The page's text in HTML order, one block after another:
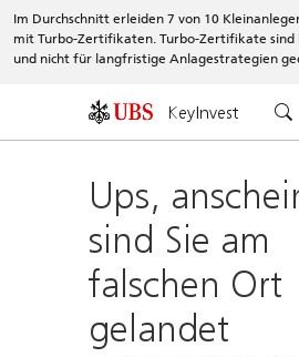
Im Durchschnitt erleiden 7 von 10
mit Turbo-Zertifikaten. Turbo-Zertifikate sind
und nicht für langfristige Anlagestrategien
KeyInvest
Ups,
sind Sie am
falschen Ort
gelandet